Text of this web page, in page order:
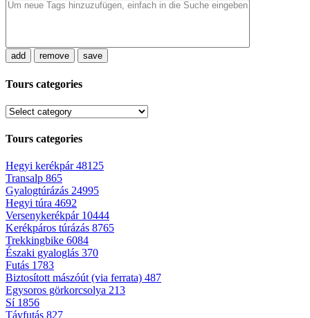
add remove save
Tours categories
Tours categories
Hegyi kerékpár48125
Transalp 865
Gyalogtúrázás 24995
Hegyi túra 4692
Versenykerékpár 10444
Kerékpáros túrázás 8765
Trekkingbike 6084
Északi gyaloglás 370
Futás 1783
Biztosított mászóút (via ferrata) 487
Egysoros görkorcsolya 213
Sí 1856
Távfutás 827